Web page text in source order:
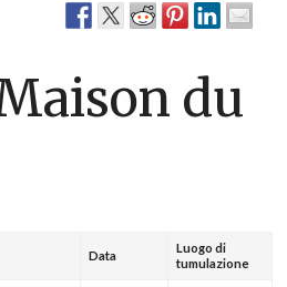
du
Data
Luogo di
tumulazione